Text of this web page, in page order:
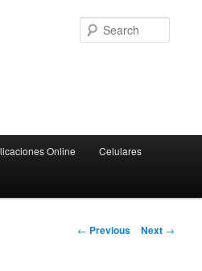
Online Celulares
Post
← Previous Next →